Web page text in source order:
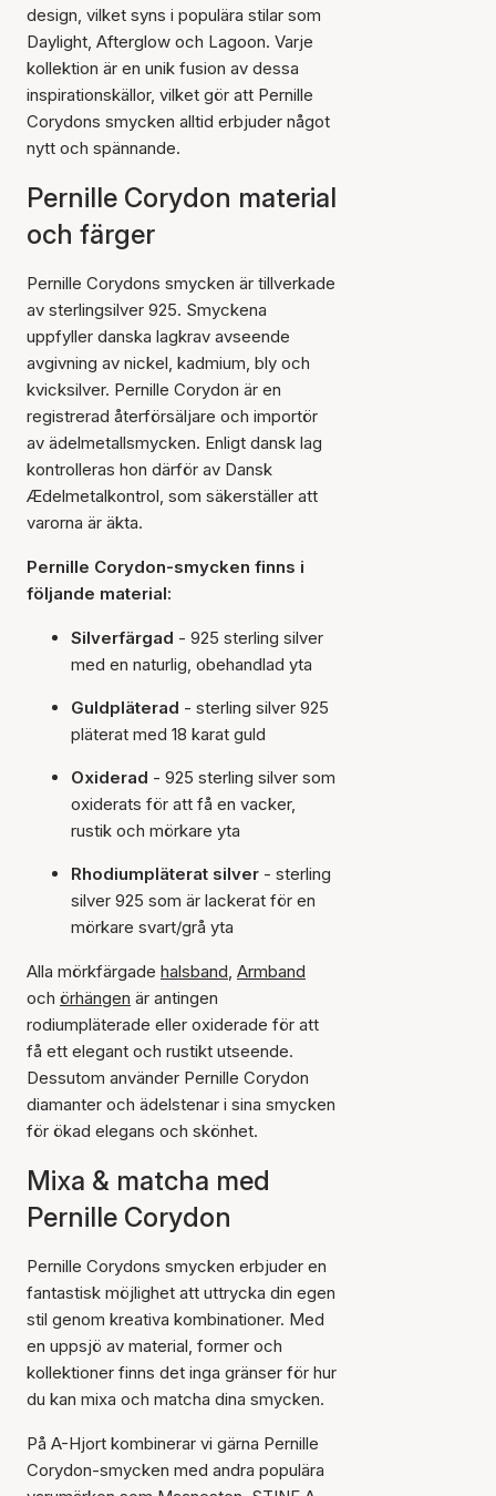
design, vilket syns i populära stilar som
Daylight, Afterglow och Lagoon. Varje
kollektion är en unik fusion av dessa
inspirationskällor, vilket gör att Pernille
Corydons smycken alltid erbjuder något
nytt och spännande.
Pernille Corydon material
och färger
Pernille Corydons smycken är tillverkade
av sterlingsilver 925. Smyckena
uppfyller danska lagkrav avseende
avgivning av nickel, kadmium, bly och
kvicksilver. Pernille Corydon är en
registrerad återförsäljare och importör
av ädelmetallsmycken. Enligt dansk lag
kontrolleras hon därför av Dansk
Ædelmetalkontrol, som säkerställer att
varorna är äkta.
Pernille Corydon-smycken finns i
följande material:
Silverfärgad - 925 sterling silver
med en naturlig, obehandlad yta
Guldpläterad - sterling silver 925
pläterat med 18 karat guld
Oxiderad - 925 sterling silver som
oxiderats för att få en vacker,
rustik och mörkare yta
Rhodiumpläterat silver - sterling
silver 925 som är lackerat för en
mörkare svart/grå yta
Alla mörkfärgade halsband, Armband
och örhängen är antingen
rodiumpläterade eller oxiderade för att
få ett elegant och rustikt utseende.
Dessutom använder Pernille Corydon
diamanter och ädelstenar i sina smycken
för ökad elegans och skönhet.
Mixa & matcha med
Pernille Corydon
Pernille Corydons smycken erbjuder en
fantastisk möjlighet att uttrycka din egen
stil genom kreativa kombinationer. Med
en uppsjö av material, former och
kollektioner finns det inga gränser för hur
du kan mixa och matcha dina smycken.
På A-Hjort kombinerar vi gärna Pernille
Corydon-smycken med andra populära